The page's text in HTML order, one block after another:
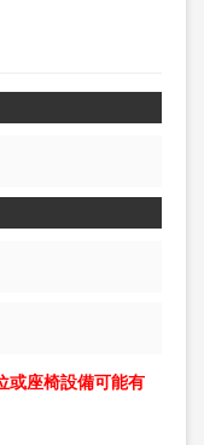
或座椅設備可能有